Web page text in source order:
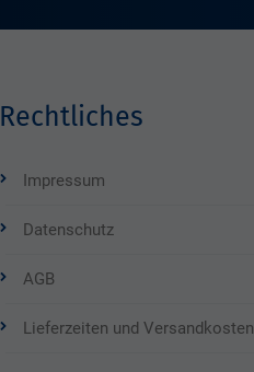
Rechtliches
Impressum
Datenschutz
AGB
Lieferzeiten und Versandkosten